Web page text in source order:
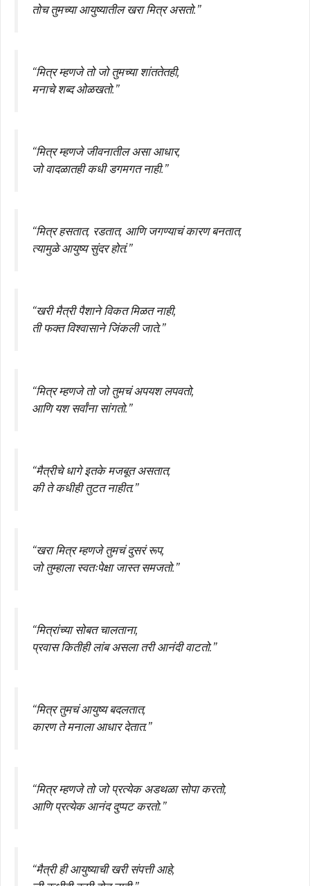
तोच तुमच्या आयुष्यातील खरा मित्र असतो.”
“मित्र म्हणजे तो जो तुमच्या शांततेतही,
मनाचे शब्द ओळखतो.”
“मित्र म्हणजे जीवनातील असा आधार,
जो वादळातही कधी डगमगत नाही.”
“मित्र हसतात, रडतात, आणि जगण्याचं कारण बनतात,
त्यामुळे आयुष्य सुंदर होतं.”
“खरी मैत्री पैशाने विकत मिळत नाही,
ती फक्त विश्वासाने जिंकली जाते.”
“मित्र म्हणजे तो जो तुमचं अपयश लपवतो,
आणि यश सर्वांना सांगतो.”
“मैत्रीचे धागे इतके मजबूत असतात,
की ते कधीही तुटत नाहीत.”
“खरा मित्र म्हणजे तुमचं दुसरं रूप,
जो तुम्हाला स्वतःपेक्षा जास्त समजतो.”
“मित्रांच्या सोबत चालताना,
प्रवास कितीही लांब असला तरी आनंदी वाटतो.”
“मित्र तुमचं आयुष्य बदलतात,
कारण ते मनाला आधार देतात.”
“मित्र म्हणजे तो जो प्रत्येक अडथळा सोपा करतो,
आणि प्रत्येक आनंद दुप्पट करतो.”
“मैत्री ही आयुष्याची खरी संपत्ती आहे,